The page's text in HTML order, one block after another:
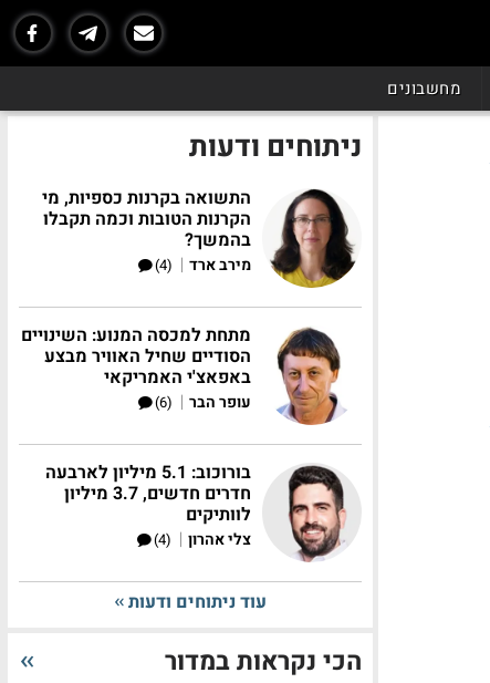
מחשבונים
ניתוחים ודעות
התשואה בקרנות כספיות, מי
הקרנות הטובות וכמה תקבלו
בהמשך?
מירב ארד |
(4)
מתחת למכסה המנוע: השינויים
הסודיים שחיל האוויר מבצע
באפאצ'י האמריקאי
עופר הבר |
(6)
בורוכוב: 5.1 מיליון לארבעה
חדרים חדשים, 3.7 מיליון
לוותיקים
צלי אהרון |
(4)
עוד ניתוחים ודעות
הכי נקראות במדור